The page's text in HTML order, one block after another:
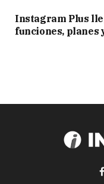
Instagram Plus
funciones, planes